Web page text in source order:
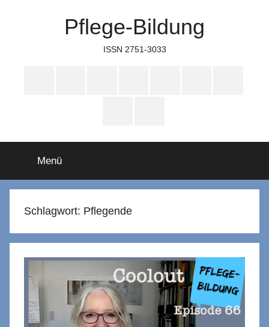
Pflege-Bildung
ISSN 2751-3033
Menü
Schlagwort: Pflegende